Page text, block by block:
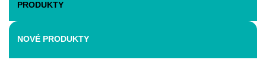
PRODUKTY
NOVÉ PRODUKTY